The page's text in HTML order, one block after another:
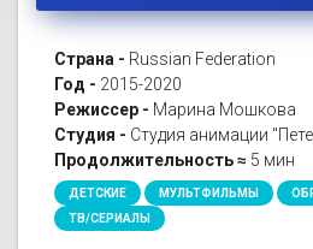
Страна - Russian Federation
Год - 2015-2020
Режиссер - Марина Мошкова
Студия - Студия анимации
Продолжительность ≈ 5 мин
ДЕТСКИЕ МУЛЬТФИЛЬМЫ
ТВ/СЕРИАЛЫ